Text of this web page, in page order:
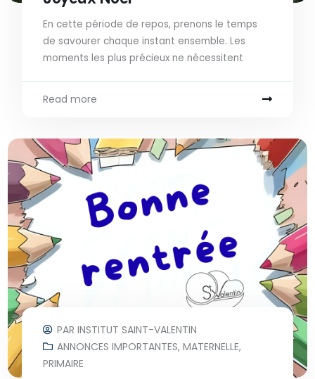
En cette période de repos, prenons le temps
de savourer chaque instant ensemble. Les
moments les plus précieux ne nécessitent
Read more
PARINSTITUT SAINT-VALENTIN
ANNONCES IMPORTANTES,MATERNELLE,
PRIMAIRE